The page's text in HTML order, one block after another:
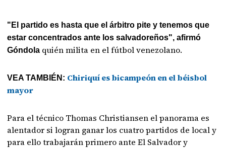
"El partido es hasta que el árbitro pite y tenemos que
estar concentrados ante los salvadoreños", afirmó
Góndola quién milita en el fútbol venezolano.
VEA TAMBIÉN: Chiriquí es bicampeón en el béisbol
mayor
Para el técnico Thomas Christiansen el panorama es
alentador si logran ganar los cuatro partidos de local y
para ello trabajarán primero ante El Salvador y